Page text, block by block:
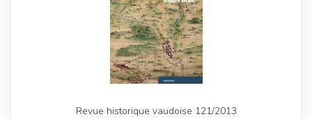
Revue historique vaudoise 121/2013